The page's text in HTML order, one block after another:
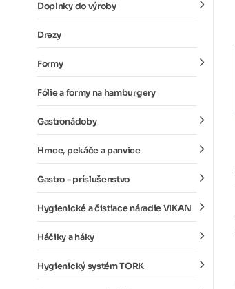
Doplnky do výroby
Drezy
Formy
Fólie a formy na hamburgery
Gastronádoby
Hrnce, pekáče a panvice
Gastro - príslušenstvo
Hygienické a čistiace náradie VIKAN
Háčiky a háky
Hygienický systém TORK